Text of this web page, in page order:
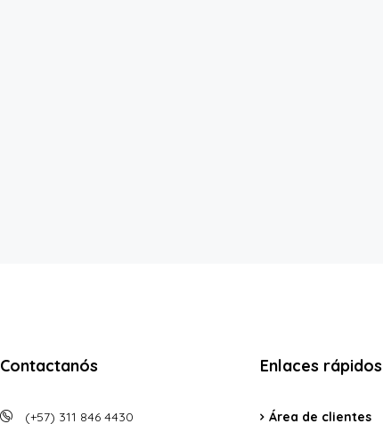
Contactanós
(+57) 311 846 4430
Enlaces rápidos
Área de clientes